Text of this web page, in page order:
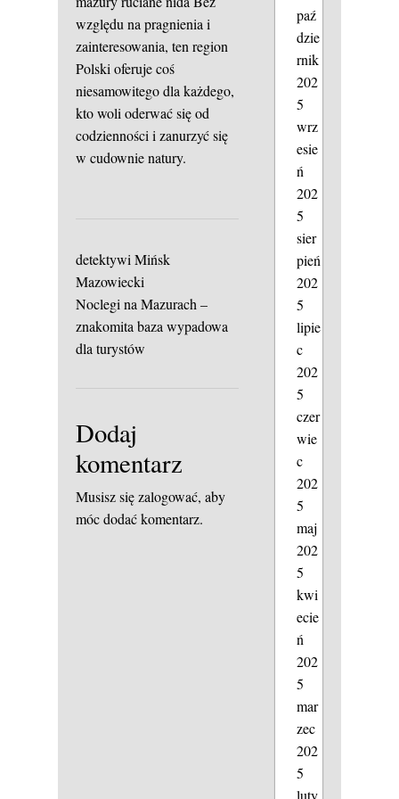
względu na pragnienia i
zainteresowania, ten region
Polski oferuje coś
niesamowitego dla każdego,
kto woli oderwać się od
codzienności i zanurzyć się
w cudownie natury.
detektywi Mińsk
Mazowiecki
Noclegi na Mazurach –
znakomita baza wypadowa
dla turystów
Dodaj
komentarz
Musisz sięzalogować, aby
móc dodać komentarz.
paź
dzie
rnik
202
5
wrz
esie
ń
202
5
sier
pień
202
5
lipie
c
202
5
czer
wie
c
202
5
maj
202
5
kwi
ecie
ń
202
5
mar
zec
202
5
luty